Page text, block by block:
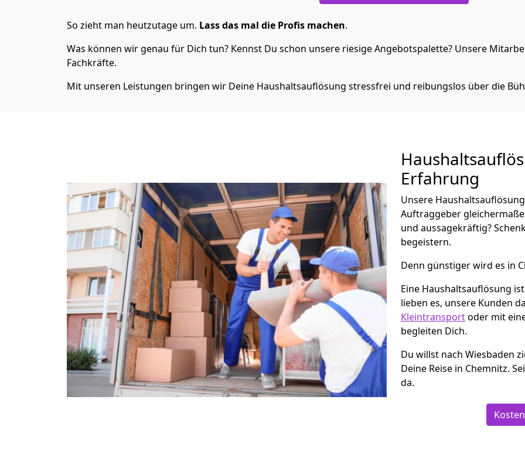
So zieht man heutzutage um. Lass das mal die Profis machen.
Was können wir genau für Dich tun? Kennst Du schon unsere riesige Angebotspalette? Unsere
Fachkräfte.
Mit unseren Leistungen bringen wir Deine Haushaltsauflösung stressfrei und reibungslos über die
Erfahrung
Unsere
Auftraggeber
und aussagekräftig?
begeistern.
Denn günstiger wird es in
Eine Haushaltsauflösung
lieben es, unsere Kunden
Kleintransportoder mit
begleiten Dich.
Du willst nach Wiesbaden
Deine Reise in Chemnitz.
da.